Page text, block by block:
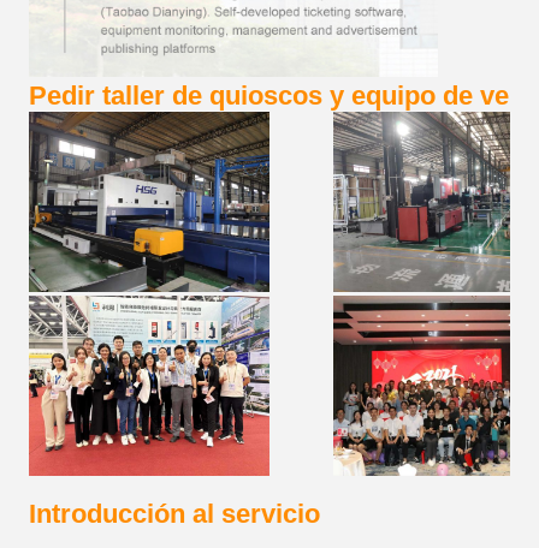
Pedir taller de quioscos y equipo de
Introducción al servicio